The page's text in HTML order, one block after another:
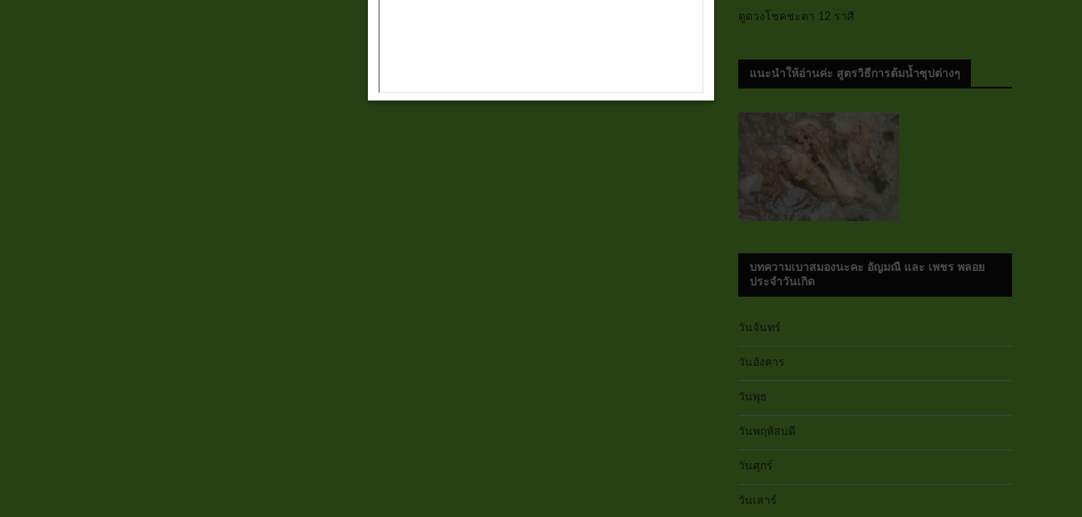
ดูดวงโชคชะตา 12 ราศี
แนะนำให้อ่านค่ะ สูตรวิธีการต้มน้ำซุปต่างๆ
บทความเบาสมองนะคะ อัญมณี และ เพชร พลอย
ประจำวันเกิด
วันจันทร์
วันอังคาร
วันพุธ
วันพฤหัสบดี
วันศุกร์
วันเสาร์